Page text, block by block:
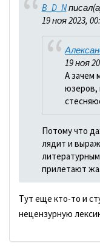
B_D_N
19 ноя 2023,
19 ноя
А зачем
юзеров,
Потому что
лядит и
прилетают
Тут еще кто-то и
нецензурную